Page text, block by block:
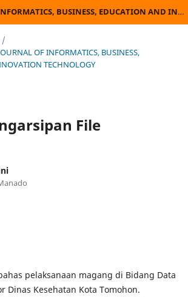
JOURNAL OF INFORMATICS, BUSINESS, EDUCATION AND INNOVATION TECHNOLOGY
/
OF INFORMATICS, BUSINESS,
TECHNOLOGY
File
pelaksanaan magang di Bidang Data
Dinas Kesehatan Kota Tomohon.